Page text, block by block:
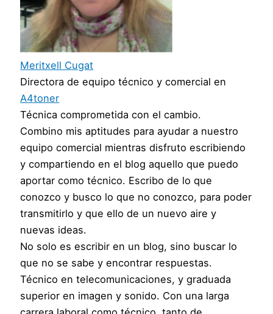
Meritxell Cugat
Directora de equipo técnico y comercial en
A4toner
Técnica comprometida con el cambio.
Combino mis aptitudes para ayudar a nuestro
equipo comercial mientras disfruto escribiendo
y compartiendo en el blog aquello que puedo
aportar como técnico. Escribo de lo que
conozco y busco lo que no conozco, para poder
transmitirlo y que ello de un nuevo aire y
nuevas ideas.
No solo es escribir en un blog, sino buscar lo
que no se sabe y encontrar respuestas.
Técnico en telecomunicaciones, y graduada
superior en imagen y sonido. Con una larga